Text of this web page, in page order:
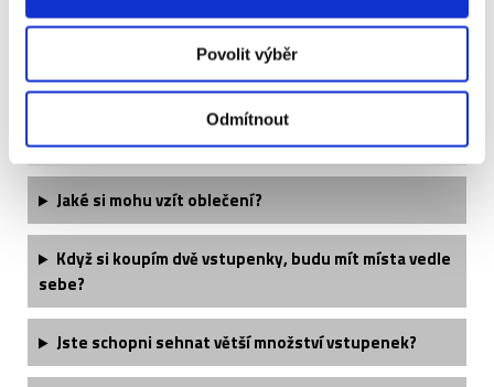
Povolit výběr
Odmítnout
Často kladené otázky:
Je termín utkání finálně potvrzený?
Kdy obdržím své vstupenky?
Jaké si mohu vzít oblečení?
Když si koupím dvě vstupenky, budu mít místa vedle
sebe?
Jste schopni sehnat větší množství vstupenek?